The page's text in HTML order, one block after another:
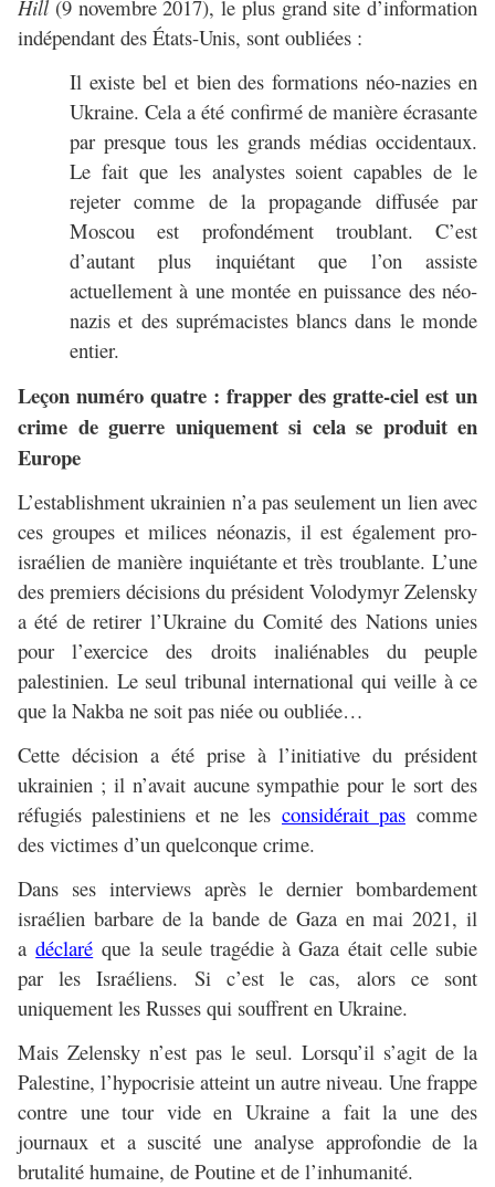
Hill (9 novembre 2017), le plus grand site d’information
indépendant des États-Unis, sont oubliées :
Il existe bel et bien des formations néo-nazies en
Ukraine. Cela a été confirmé de manière écrasante
par presque tous les grands médias occidentaux.
Le fait que les analystes soient capables de le
rejeter comme de la propagande diffusée par
Moscou est profondément troublant. C’est
d’autant plus inquiétant que l’on assiste
actuellement à une montée en puissance des néo-
nazis et des suprémacistes blancs dans le monde
entier.
Leçon numéro quatre : frapper des gratte-ciel est un
crime de guerre uniquement si cela se produit en
Europe
L’establishment ukrainien n’a pas seulement un lien avec
ces groupes et milices néonazis, il est également pro-
israélien de manière inquiétante et très troublante. L’une
des premiers décisions du président Volodymyr Zelensky
a été de retirer l’Ukraine du Comité des Nations unies
pour l’exercice des droits inaliénables du peuple
palestinien. Le seul tribunal international qui veille à ce
que la Nakba ne soit pas niée ou oubliée…
Cette décision a été prise à l’initiative du président
ukrainien ; il n’avait aucune sympathie pour le sort des
réfugiés palestiniens et ne les considérait pas comme
des victimes d’un quelconque crime.
Dans ses interviews après le dernier bombardement
israélien barbare de la bande de Gaza en mai 2021, il
adéclaré que la seule tragédie à Gaza était celle subie
par les Israéliens. Si c’est le cas, alors ce sont
uniquement les Russes qui souffrent en Ukraine.
Mais Zelensky n’est pas le seul. Lorsqu’il s’agit de la
Palestine, l’hypocrisie atteint un autre niveau. Une frappe
contre une tour vide en Ukraine a fait la une des
journaux et a suscité une analyse approfondie de la
brutalité humaine, de Poutine et de l’inhumanité.